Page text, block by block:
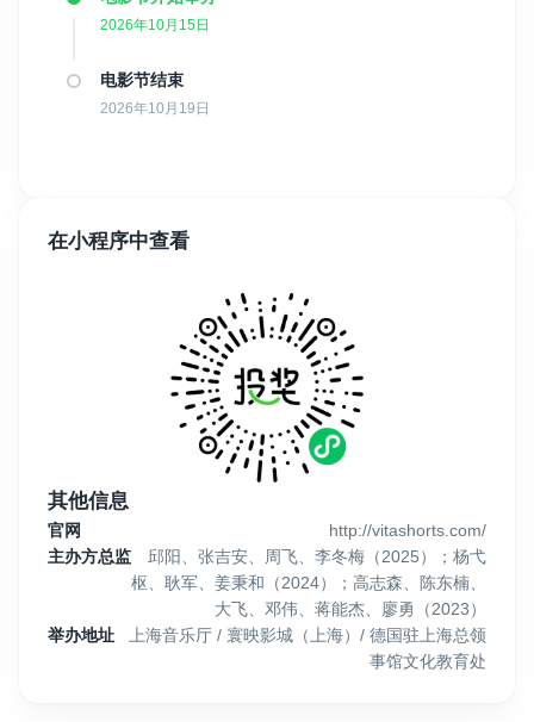
2026年10月15日
电影节结束
2026年10月19日
在小程序中查看
其他信息
官网
http://vitashorts.com/
主办方总监
邱阳、张吉安、周飞、李冬梅（2025）；杨弋
枢、耿军、姜秉和（2024）；高志森、陈东楠、
大飞、邓伟、蒋能杰、廖勇（2023）
举办地址
上海音乐厅 / 寰映影城（上海）/ 德国驻上海总领
事馆文化教育处